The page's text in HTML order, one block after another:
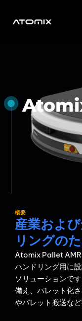
概要
産業およ
リングの
Atomix Pallet AMR
ハンドリング用に
ソリューションで
備え、パレット化
やパレット搬送な